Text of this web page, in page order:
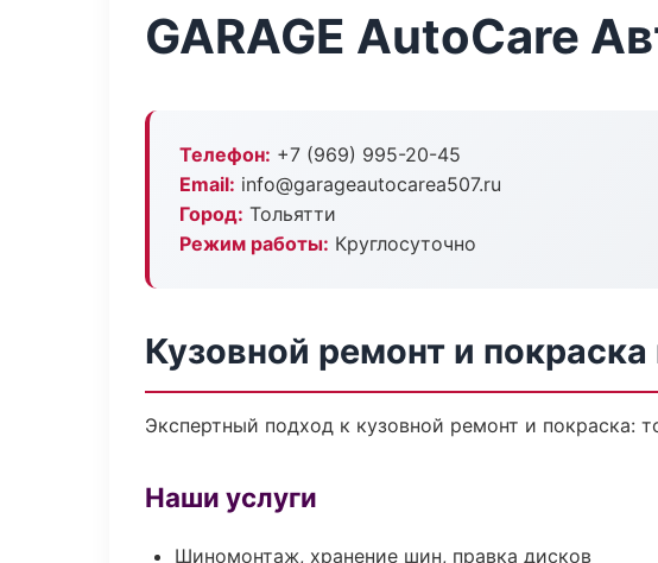
GARAGE AutoCare
Телефон: +7 (969) 995-20-45
Email: info@garageautocarea507.ru
Город: Тольятти
Режим работы: Круглосуточно
Кузовной ремонт и покраска
Экспертный подход к кузовной ремонт и
Наши услуги
Шиномонтаж, хранение шин, правка дисков